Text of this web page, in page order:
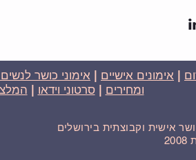
אימונים אישיים אימוני כושר לנשים
ומחירים |סרטוני וידאו
אישית וקבוצתית בירושלים